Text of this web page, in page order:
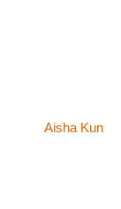
Aisha Kun